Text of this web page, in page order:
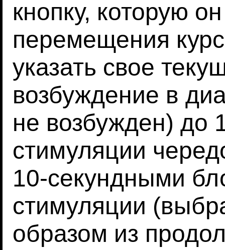
кнопку, которую
перемещения
указать свое
возбуждение в
не возбужден) до
стимуляции
10-секундными
стимуляции
образом из